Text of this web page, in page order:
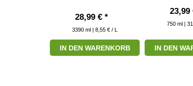
28,99 € *
3390 ml | 8,55 € / L
IN DEN WARENKORB
23,99
750 ml |
IN DEN